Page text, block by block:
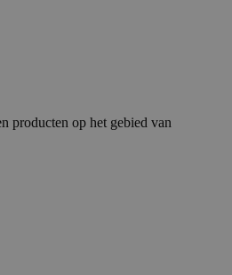
producten op het gebied van